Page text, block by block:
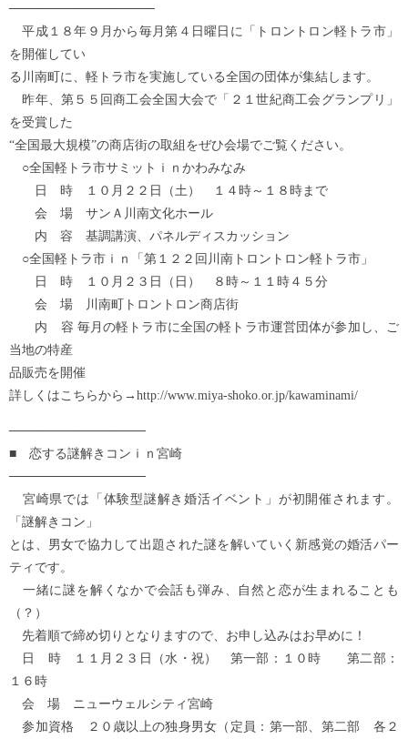
────────────────
平成１８年９月から毎月第４日曜日に「トロントロン軽トラ市」
を開催してい
る川南町に、軽トラ市を実施している全国の団体が集結します。
昨年、第５５回商工会全国大会で「２１世紀商工会グランプリ」
を受賞した
“全国最大規模”の商店街の取組をぜひ会場でご覧ください。
○全国軽トラ市サミットｉｎかわみなみ
日 時 １０月２２日（土） １４時～１８時まで
会 場 サンＡ川南文化ホール
内 容 基調講演、パネルディスカッション
○全国軽トラ市ｉｎ「第１２２回川南トロントロン軽トラ市」
日 時 １０月２３日（日） ８時～１１時４５分
会 場 川南町トロントロン商店街
内 容 毎月の軽トラ市に全国の軽トラ市運営団体が参加し、ご
当地の特産
品販売を開催
詳しくはこちらから→http://www.miya-shoko.or.jp/kawaminami/
───────────────
■ 恋する謎解きコンｉｎ宮崎
───────────────
宮崎県では「体験型謎解き婚活イベント」が初開催されます。
「謎解きコン」
とは、男女で協力して出題された謎を解いていく新感覚の婚活パー
ティです。
一緒に謎を解くなかで会話も弾み、自然と恋が生まれることも
（？）
先着順で締め切りとなりますので、お申し込みはお早めに！
日 時 １１月２３日（水・祝） 第一部：１０時 第二部：
１６時
会 場 ニューウェルシティ宮崎
参加資格 ２０歳以上の独身男女（定員：第一部、第二部 各２